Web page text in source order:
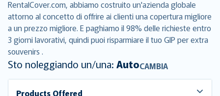
RentalCover.com, abbiamo costruito un'azienda globale
attorno al concetto di offrire ai clienti una copertura migliore
a un prezzo migliore. E paghiamo il 98% delle richieste entro
3 giorni lavorativi, quindi puoi risparmiare il tuo GIP per extra
souvenirs .
Sto noleggiando un/una: AutoCAMBIA
Products Offered